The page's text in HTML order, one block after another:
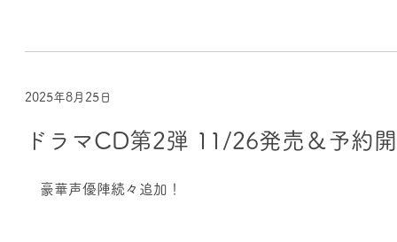
2025年8月25日
ドラマCD第2弾 11/26発売＆予約
豪華声優陣続々追加！